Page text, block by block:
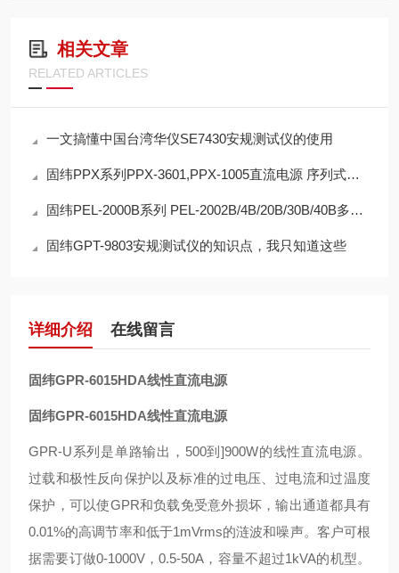
相关文章
RELATED ARTICLES
一文搞懂中国台湾华仪SE7430安规测试仪的使用
固纬PPX系列PPX-3601,PPX-1005直流电源 序列式电源输出功能 延迟保护
固纬PEL-2000B系列 PEL-2002B/4B/20B/30B/40B多通道直流电子负载 高效率
固纬GPT-9803安规测试仪的知识点，我只知道这些
详细介绍 在线留言
固纬GPR-6015HDA线性直流电源
固纬GPR-6015HDA线性直流电源
GPR-U系列是单路输出，500到]900W的线性直流电源。
过载和极性反向保护以及标准的过电压、过电流和过温度
保护，可以使GPR和负载免受意外损坏，输出通道都具有
0.01%的高调节率和低于1mVrms的涟波和噪声。客户可根
据需要订做0-1000V，0.5-50A，容量不超过1kVA的机型。